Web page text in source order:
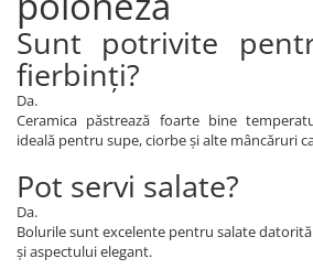
Sunt potrivite
fierbinți?
Da.
Ceramica păstrează foarte bine
ideală pentru supe, ciorbe și alte mâncăruri
Pot servi salate?
Da.
Bolurile sunt excelente pentru salate
și aspectului elegant.